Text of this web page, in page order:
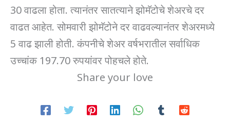
30 वाढला होता. त्यानंतर सातत्याने झोमॅटोचे शेअरचे दर
वाढत आहेत. सोमवारी झोमॅटोने दर वाढवल्यानंतर शेअरमध्ये
5 वाढ झाली होती. कंपनीचे शेअर वर्षभरातील सर्वाधिक
उच्चांक 197.70 रुपयांवर पोहचले होते.
Share your love